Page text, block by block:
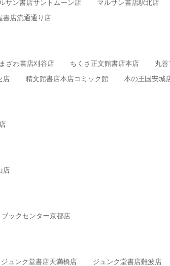
サン書店サントムーン店 マルサン書店駅北店
書店流通通り店
ざわ書店刈谷店 ちくさ正文館書店本店 丸
店 精文館書店本店コミック館 本の王国安城
店
ックセンター京都店
ジュンク堂書店天満橋店 ジュンク堂書店難波店